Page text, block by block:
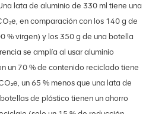
lata de aluminio de 330 ml tiene una
en comparación con los 140 g de
% virgen) y los 350 g de una botella
se amplía al usar aluminio
un 70 % de contenido reciclado tiene
un 65 % menos que una lata de
de plástico tienen un ahorro